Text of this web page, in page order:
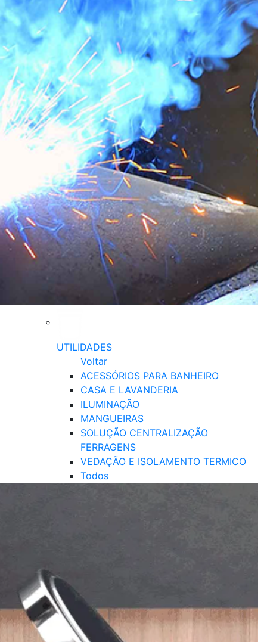
UTILIDADES
Voltar
ACESSÓRIOS PARA BANHEIRO
CASA E LAVANDERIA
ILUMINAÇÃO
MANGUEIRAS
SOLUÇÃO CENTRALIZAÇÃO
FERRAGENS
VEDAÇÃO E ISOLAMENTO TERMICO
Todos